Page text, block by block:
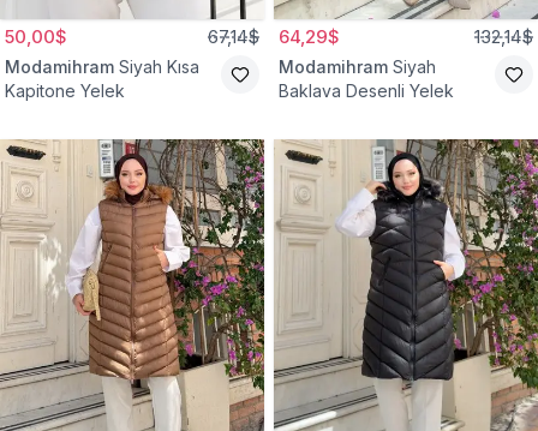
50,00$ 67,14$
Modamihram Siyah Kısa
Kapitone Yelek
64,29$ 132,14$
Modamihram Siyah
Baklava Desenli Yelek